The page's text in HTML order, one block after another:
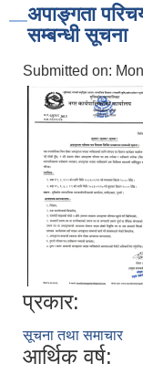
अपाङ्‍गता
सम्बन्धी सूचना
Submitted on:
प्रकार:
सूचना तथा समाचार
आर्थिक वर्ष: